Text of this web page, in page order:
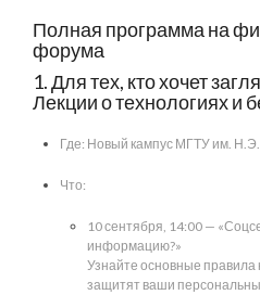
Полная программа на
форума
1. Для тех, кто хочет
Лекции о технологиях и
Где: Новый кампус МГТУ им.
Что:
10 сентября, 14:00 —
информацию?»
Узнайте основные правила
защитят ваши